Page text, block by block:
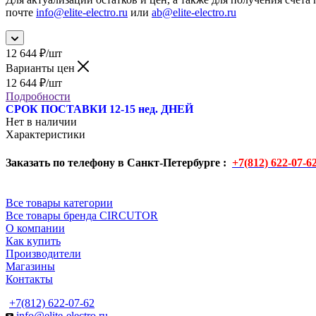
почте info@elite-electro.ru или ab@elite-electro.ru
12 644 ₽/шт
Варианты цен
12 644 ₽/шт
Подробности
СРОК ПОСТАВКИ 12-15 нед. ДНЕЙ
Нет в наличии
Характеристики
Заказать по телефону в Санкт-Петербурге : +7(812) 622-07-
Все товары категории
Все товары бренда CIRCUTOR
О компании
Как купить
Производители
Магазины
Контакты
+7(812) 622-07-62